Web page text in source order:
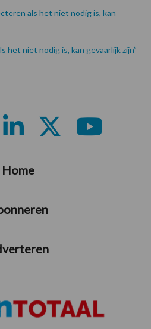
als het niet nodig is, kan
het niet nodig is, kan gevaarlijk zijn”
Home